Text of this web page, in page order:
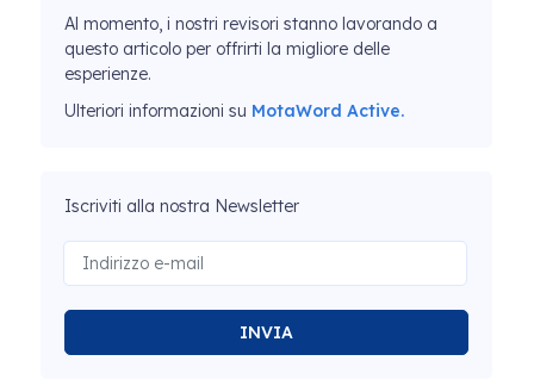
Al momento, i nostri revisori stanno lavorando a
questo articolo per offrirti la migliore delle
esperienze.
Ulteriori informazioni su MotaWord Active.
Iscriviti alla nostra Newsletter
INVIA